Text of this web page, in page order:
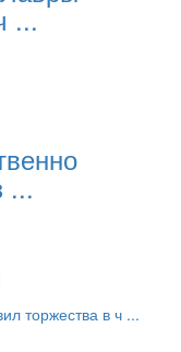
...
...
торжества в ч ...